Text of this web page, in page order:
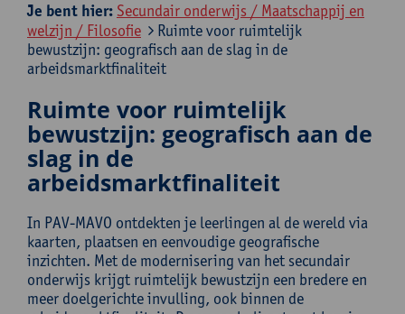
Je bent hier: Secundair onderwijs / Maatschappij en
welzijn / Filosofie
Ruimte voor ruimtelijk
bewustzijn: geografisch aan de slag in de
arbeidsmarktfinaliteit
Ruimte voor ruimtelijk
bewustzijn: geografisch aan de
slag in de
arbeidsmarktfinaliteit
In PAV-MAVO ontdekten je leerlingen al de wereld via
kaarten, plaatsen en eenvoudige geografische
inzichten. Met de modernisering van het secundair
onderwijs krijgt ruimtelijk bewustzijn een bredere en
meer doelgerichte invulling, ook binnen de